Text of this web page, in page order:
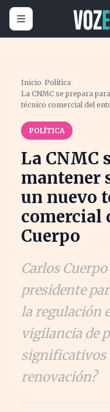
Inicio ›Política›
La CNMC se prepara
técnico comercial del
POLÍTICA
La CNMC
mantener
un nuevo
comercial
Cuerpo
Carlos
presidente
la regulación
vigilancia de
significativos
renovación?